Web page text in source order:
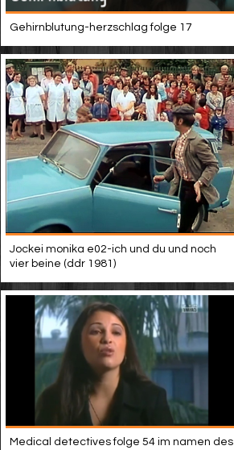
Gehirnblutung-herzschlag folge 17
Jockei monika e02-ich und du und noch
vier beine (ddr 1981)
Medical detectives folge 54 im namen des